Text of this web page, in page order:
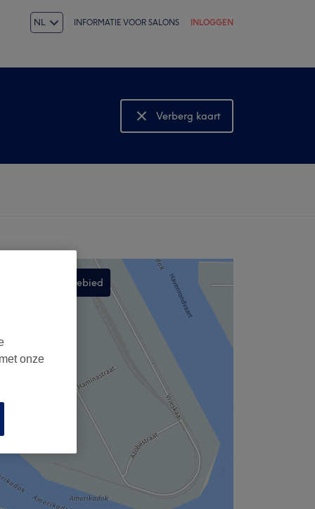
NL INFORMATIE VOOR SALONS INLOGGEN
Verberg kaart
Bekijk kaart
Zoek in dit gebied
onze